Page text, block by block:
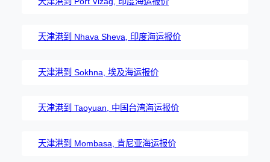
天津港到 Nhava Sheva, 印度海运报价
天津港到 Sokhna, 埃及海运报价
天津港到 Taoyuan, 中国台湾海运报价
天津港到 Mombasa, 肯尼亚海运报价